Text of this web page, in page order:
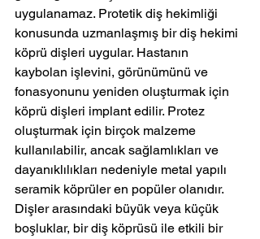
uygulanamaz. Protetik diş hekimliği
konusunda uzmanlaşmış bir diş hekimi
köprü dişleri uygular. Hastanın
kaybolan işlevini, görünümünü ve
fonasyonunu yeniden oluşturmak için
köprü dişleri implant edilir. Protez
oluşturmak için birçok malzeme
kullanılabilir, ancak sağlamlıkları ve
dayanıklılıkları nedeniyle metal yapılı
seramik köprüler en popüler olanıdır.
Dişler arasındaki büyük veya küçük
boşluklar, bir diş köprüsü ile etkili bir